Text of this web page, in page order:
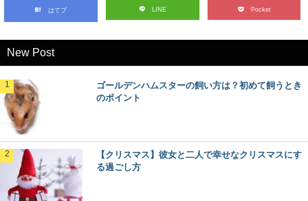
はてブ LINE Pocket
New Post
ゴールデンハムスターの飼い方は？初めて飼うとき
のポイント
【クリスマス】彼女と二人で幸せなクリスマスにす
る過ごし方